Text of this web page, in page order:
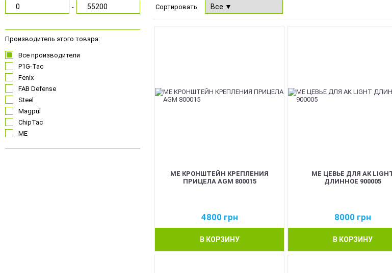
-
Производитель этого товара:
Все производители
P1G-Tac
Fenix
FAB Defense
Steel
Magpul
ChipTac
ME
Сортировать
ME КРОНШТЕЙН КРЕПЛЕНИЯ
ПРИЦЕЛА AGM 800015
4800 грн
В КОРЗИНУ
ME ЦЕВЬЕ ДЛЯ АК
ДЛИННОЕ 900005
8000 грн
В КОРЗИНУ